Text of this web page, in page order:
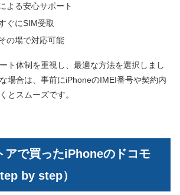
よる安心サポート
ぐにSIM受取
の場で対応可能
ト体制を重視し、最適な方法を選択しまし
場合は、事前にiPhoneのIMEI番号や契約内
とスムーズです。
アで買ったiPhoneのドコモ
by step）